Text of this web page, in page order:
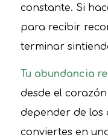
constante. Si
para recibir
terminar
Tu abundancia
desde el
depender de los
conviertes en